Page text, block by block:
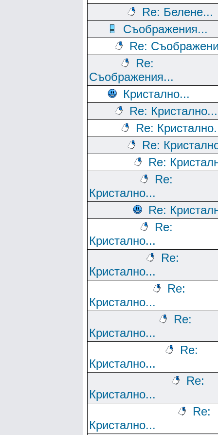
Re: Белене...
Съображения...
Re:
Re:
Съображения...
Кристално...
Re: Кристално...
Re:
Re:
Re:
Re:
Кристално...
Re:
Re:
Кристално...
Re:
Кристално...
Re:
Кристално...
Re:
Кристално...
Re:
Кристално...
Re:
Кристално...
Re:
Кристално...